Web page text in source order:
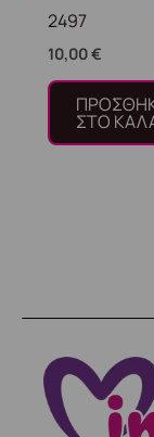
2497
10,00€
ΣΤΟ